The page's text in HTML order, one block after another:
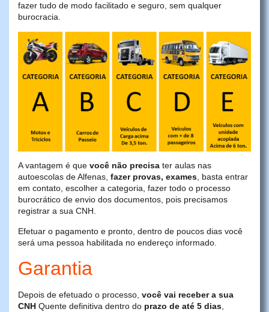
fazer tudo de modo facilitado e seguro, sem qualquer
burocracia.
A vantagem é que você não precisa ter aulas nas
autoescolas de Alfenas, fazer provas, exames, basta entrar
em contato, escolher a categoria, fazer todo o processo
burocrático de envio dos documentos, pois precisamos
registrar a sua CNH.
Efetuar o pagamento e pronto, dentro de poucos dias você
será uma pessoa habilitada no endereço informado.
Garantia
Depois de efetuado o processo, você vai receber a sua
CNH Quente definitiva dentro do prazo de até 5 dias,